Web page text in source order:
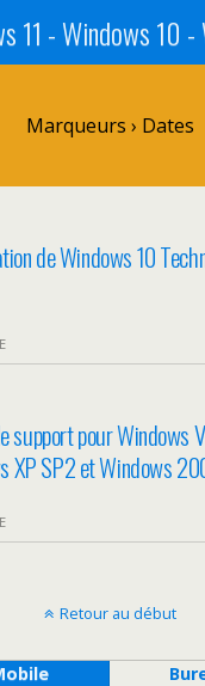
Marqueurs › Dates
de Windows 10
support pour Windows
XP SP2 et Windows
Retour au début